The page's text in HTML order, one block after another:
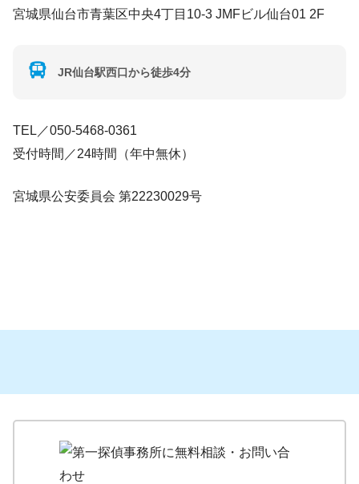
宮城県仙台市青葉区中央4丁目10-3 JMFビル仙台01 2F
JR仙台駅西口から徒歩4分
TEL／050-5468-0361
受付時間／24時間（年中無休）
宮城県公安委員会 第22230029号